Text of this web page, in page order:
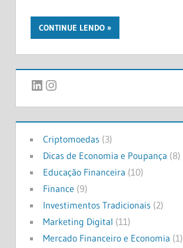
CONTINUE LENDO
LinkedIn
Instagram
Criptomoedas(3)
Dicas de Economia e Poupança (8)
Educação Financeira (10)
Finance (9)
Investimentos Tradicionais(2)
Marketing Digital (11)
Mercado Financeiro e Economia (1)